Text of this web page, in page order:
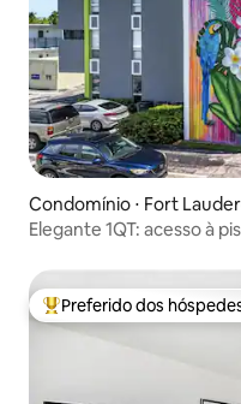
Condomínio ⋅ Fort
Elegante 1QT: acesso à
Entre os melhores
Preferido dos